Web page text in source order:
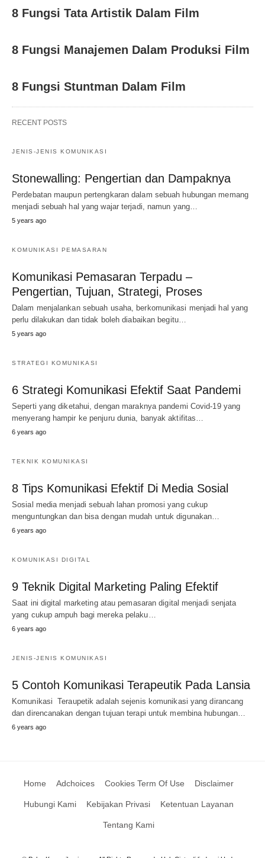
8 Fungsi Tata Artistik Dalam Film
8 Fungsi Manajemen Dalam Produksi Film
8 Fungsi Stuntman Dalam Film
RECENT POSTS
JENIS-JENIS KOMUNIKASI
Stonewalling: Pengertian dan Dampaknya
Perdebatan maupun pertengkaran dalam sebuah hubungan memang
menjadi sebuah hal yang wajar terjadi, namun yang…
5 years ago
KOMUNIKASI PEMASARAN
Komunikasi Pemasaran Terpadu –
Pengertian, Tujuan, Strategi, Proses
Dalam menjalankan sebuah usaha, berkomunikasi menjadi hal yang
perlu dilakukan dan tidak boleh diabaikan begitu…
5 years ago
STRATEGI KOMUNIKASI
6 Strategi Komunikasi Efektif Saat Pandemi
Seperti yang diketahui, dengan maraknya pandemi Covid-19 yang
menyerang hampir ke penjuru dunia, banyak aktifitas…
6 years ago
TEKNIK KOMUNIKASI
8 Tips Komunikasi Efektif Di Media Sosial
Sosial media menjadi sebuah lahan promosi yang cukup
menguntungkan dan bisa dengan mudah untuk digunakan…
6 years ago
KOMUNIKASI DIGITAL
9 Teknik Digital Marketing Paling Efektif
Saat ini digital marketing atau pemasaran digital menjadi senjata
yang cukup ampuh bagi mereka pelaku…
6 years ago
JENIS-JENIS KOMUNIKASI
5 Contoh Komunikasi Terapeutik Pada Lansia
Komunikasi Teraupetik adalah sejenis komunikasi yang dirancang
dan direncanakan dengan tujuan terapi untuk membina hubungan…
6 years ago
Home Adchoices Cookies Term Of Use Disclaimer
Hubungi Kami Kebijakan Privasi Ketentuan Layanan
Tentang Kami